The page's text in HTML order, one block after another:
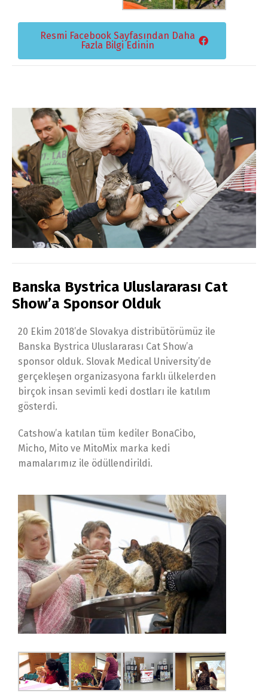
Resmi Facebook Sayfasından Daha
Fazla Bilgi Edinin
Banska Bystrica Uluslararası Cat
Show’a Sponsor Olduk
20 Ekim 2018’de Slovakya distribütörümüz ile
Banska Bystrica Uluslararası Cat Show’a
sponsor olduk. Slovak Medical University’de
gerçekleşen organizasyona farklı ülkelerden
birçok insan sevimli kedi dostları ile katılım
gösterdi.
Catshow’a katılan tüm kediler BonaCibo,
Micho, Mito ve MitoMix marka kedi
mamalarımız ile ödüllendirildi.